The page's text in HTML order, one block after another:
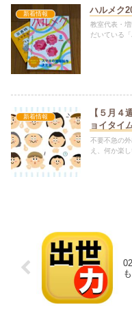
新着情報 ハルメク
教室代表・
だいている
新着情報
【５月４
ョイタイ
不要不急の
え、何か楽